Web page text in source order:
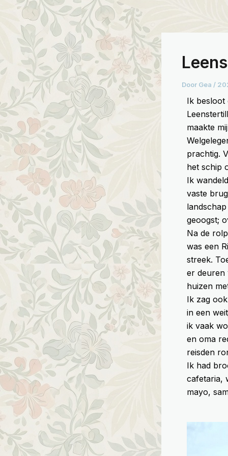
inhoud
Leens
Door Gea /
Ik besloot
maakte
prachtig.
het schip
Ik
vaste
geoogst;
Na de
was een
streek.
er deuren
huizen
Ik zag
in een
ik vaak
en oma
reisden
Ik had
cafetaria,
mayo,